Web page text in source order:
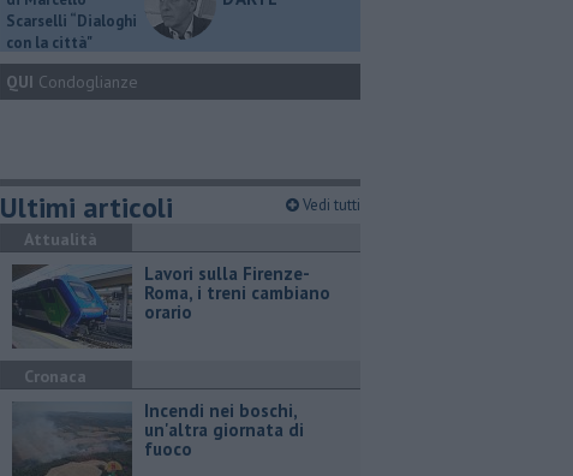
Scarselli “Dialoghi
con la città"
QUI Condoglianze
Ultimi articoli Vedi tutti
Attualità
Lavori sulla Firenze-
Roma, i treni cambiano
orario
Cronaca
Incendi nei boschi,
un'altra giornata di
fuoco